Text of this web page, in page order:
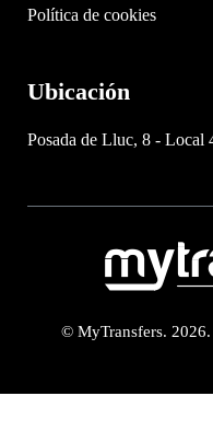
Política de cookies
Ubicación
Posada de Lluc, 8 - Local
© MyTransfers. 2026.